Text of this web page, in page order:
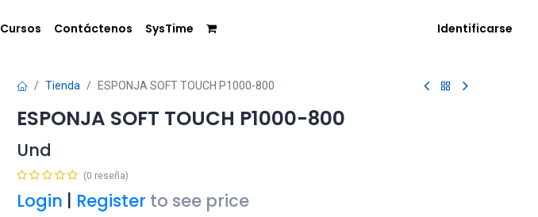
Cursos Contáctenos SysTime Identificarse
Tienda ESPONJA SOFT TOUCH P1000-800
ESPONJA SOFT TOUCH P1000-800
Und
(0 reseña)
Login Register to see price